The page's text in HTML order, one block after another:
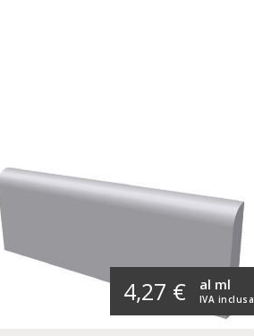
4,27 € IVA inclusa
al ml